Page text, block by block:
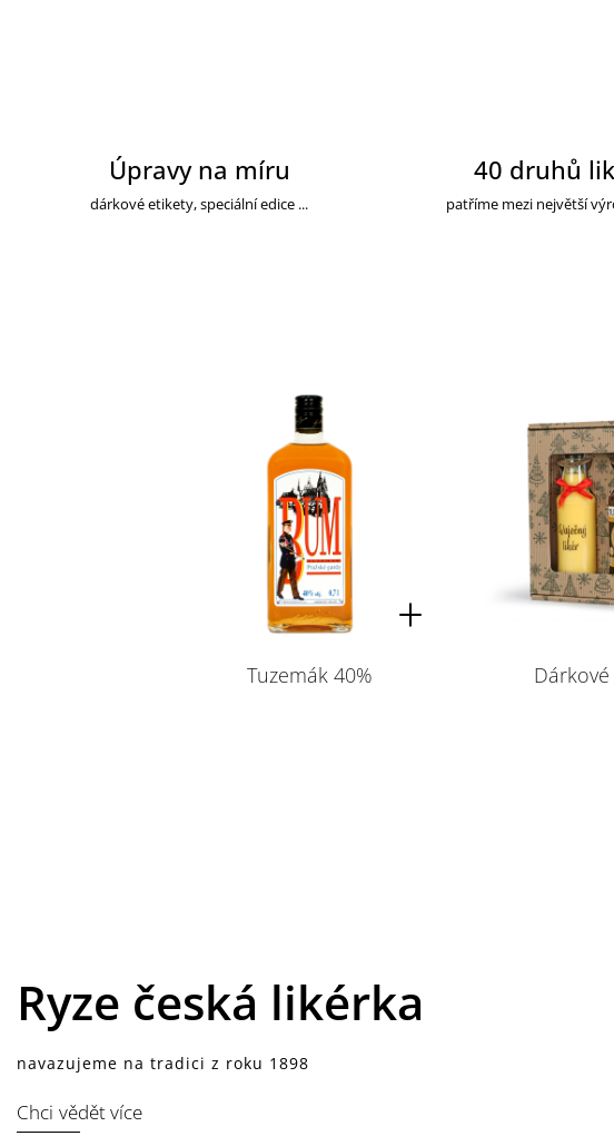
Úpravy na míru
dárkové etikety, speciální edice ...
40 druhů
patříme mezi největší
Tuzemák 40%
Ryze česká likérka
navazujeme na tradici z roku 1898
Chci vědět více